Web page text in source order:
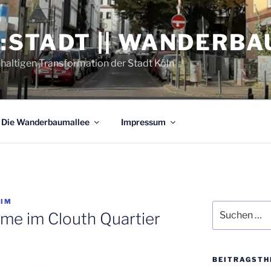
||
Transformation der Stadt Köln
Die Wan­der­baum­al­lee Impres­sum
im Clouth Quartier
nach: